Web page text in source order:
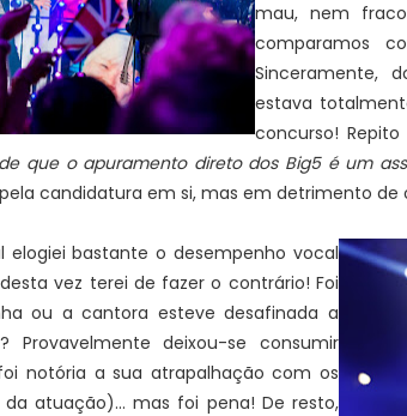
mau, nem
comparamos
Sinceramente,
estava
concurso!
que o apuramento direto dos Big5 é um
candidatura em si, mas em detrimento de
elogiei bastante o desempenho vocal
vez terei de fazer o contrário! Foi
ou a cantora esteve desafinada a
Provavelmente deixou-se consumir
notória a sua atrapalhação com os
atuação)... mas foi pena! De resto,